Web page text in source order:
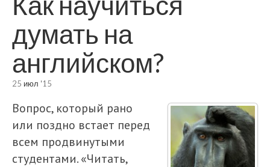
думать на
английском?
25 июл '15
Вопрос, который рано
или поздно встает перед
всем продвинутыми
студентами. «Читать,